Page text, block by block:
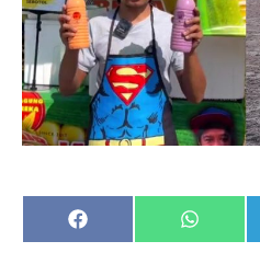
Share
on
Share
on